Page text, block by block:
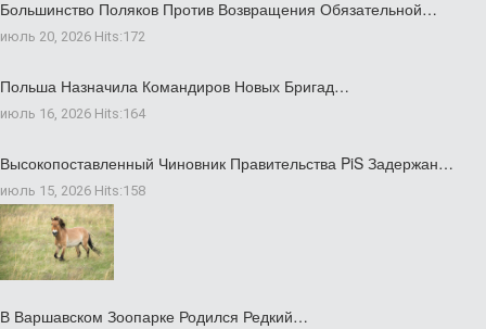
Большинство Поляков Против Возвращения Обязательной…
июль 20, 2026 Hits:172
Польша Назначила Командиров Новых Бригад…
июль 16, 2026 Hits:164
Высокопоставленный Чиновник Правительства PiS Задержан…
июль 15, 2026 Hits:158
В Варшавском Зоопарке Родился Редкий…